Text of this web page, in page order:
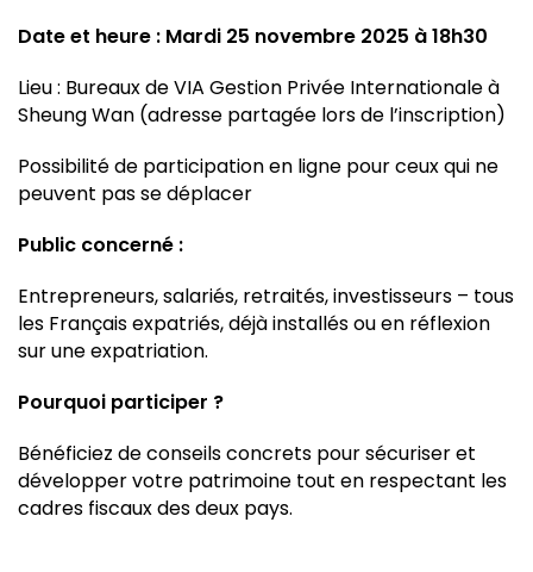
Date et heure : Mardi 25 novembre 2025 à 18h30
Lieu : Bureaux de VIA Gestion Privée Internationale à
Sheung Wan (adresse partagée lors de l’inscription)
Possibilité de participation en ligne pour ceux qui ne
peuvent pas se déplacer
Public concerné :
Entrepreneurs, salariés, retraités, investisseurs – tous
les Français expatriés, déjà installés ou en réflexion
sur une expatriation.
Pourquoi participer ?
Bénéficiez de conseils concrets pour sécuriser et
développer votre patrimoine tout en respectant les
cadres fiscaux des deux pays.